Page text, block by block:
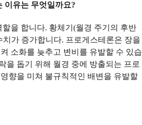
이유는 무엇일까요?
을 합니다. 황체기(월경 주기의 후반
가 증가합니다. 프로게스테론은 장을
소화를 늦추고 변비를 유발할 수 있습
을 돕기 위해 월경 중에 방출되는 프로
향을 미쳐 불규칙적인 배변을 유발할